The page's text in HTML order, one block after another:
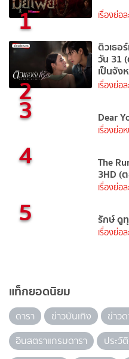
1 เรื่องย่อ
2
ติวเธอ
วัน 31
เป็นจัง
เรื่องย่อ
3 Dear
เรื่องย่อ
4 The
3HD (
เรื่องย่อ
5 รักษ์ ดู
เรื่องย่อ
แท็กยอดนิยม
ดารา ข่าวบันเทิง ข่าว
อินสตราแกรมดารา
ประวั